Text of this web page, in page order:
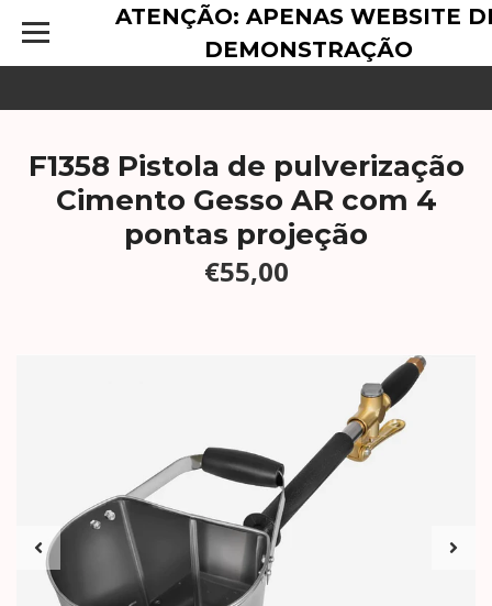
ATENÇÃO: APENAS WEBSITE
DEMONSTRAÇÃO
F1358 Pistola de pulverização
Cimento Gesso AR com 4
pontas projeção
€55,00